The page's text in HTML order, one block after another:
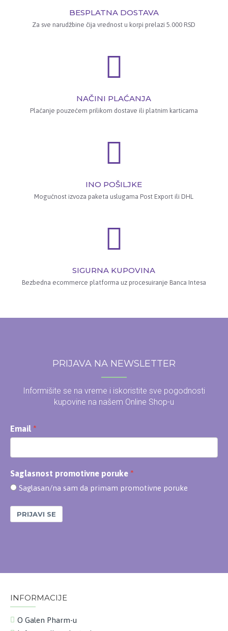
BESPLATNA DOSTAVA
Za sve narudžbine čija vrednost u korpi prelazi 5.000 RSD
NAČINI PLAĆANJA
Plaćanje pouzećem prilikom dostave ili platnim karticama
INO POŠILJKE
Mogućnost izvoza paketa uslugama Post Export ili DHL
SIGURNA KUPOVINA
Bezbedna ecommerce platforma uz procesuiranje Banca Intesa
PRIJAVA NA NEWSLETTER
Informišite se na vreme i iskoristite sve pogodnosti
kupovine na našem Online Shop-u
Email
Saglasnost promotivne poruke
Saglasan/na sam da primam promotivne poruke
PRIJAVI SE
INFORMACIJE
O Galen Pharm-u